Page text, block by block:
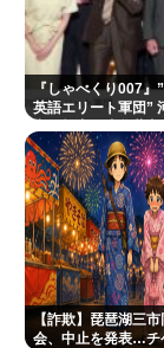
『しゃべくり007』
英語エリート軍団”
語”お受験”事情・
解説
【詐欺】琵琶湖三
会、中止を発表…チ